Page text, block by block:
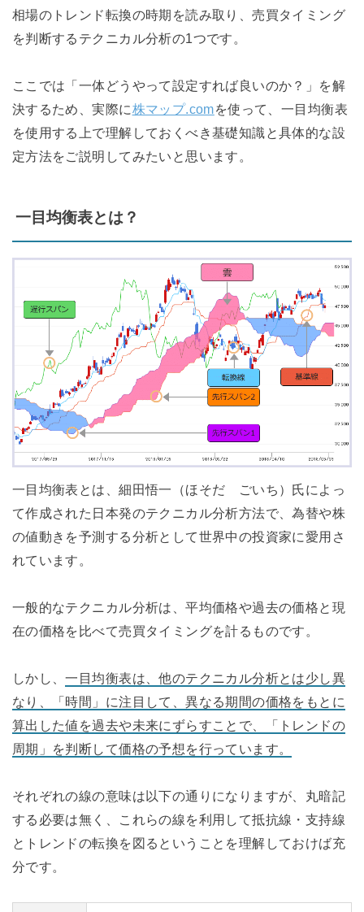
相場のトレンド転換の時期を読み取り、売買タイミング
を判断するテクニカル分析の1つです。
ここでは「一体どうやって設定すれば良いのか？」を解
決するため、実際に株マップ.comを使って、一目均衡表
を使用する上で理解しておくべき基礎知識と具体的な設
定方法をご説明してみたいと思います。
一目均衡表とは？
一目均衡表とは、細田悟一（ほそだ ごいち）氏によっ
て作成された日本発のテクニカル分析方法で、為替や株
の値動きを予測する分析として世界中の投資家に愛用さ
れています。
一般的なテクニカル分析は、平均価格や過去の価格と現
在の価格を比べて売買タイミングを計るものです。
しかし、一目均衡表は、他のテクニカル分析とは少し異
なり、「時間」に注目して、異なる期間の価格をもとに
算出した値を過去や未来にずらすことで、「トレンドの
周期」を判断して価格の予想を行っています。
それぞれの線の意味は以下の通りになりますが、丸暗記
する必要は無く、これらの線を利用して抵抗線・支持線
とトレンドの転換を図るということを理解しておけば充
分です。